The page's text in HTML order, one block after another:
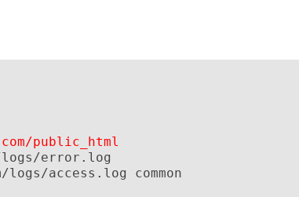
public_html
logs/error.log
logs/access.log common